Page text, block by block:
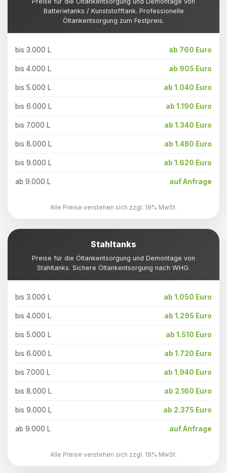
Batterietanks / Kunststofftank. Professionelle
Öltankentsorgung zum Festpreis.
bis 3.000 L ab 760 Euro
bis 4.000 L ab 905 Euro
bis 5.000 L ab 1.040 Euro
bis 6.000 L ab 1.190 Euro
bis 7.000 L ab 1.340 Euro
bis 8.000 L ab 1.480 Euro
bis 9.000 L ab 1.620 Euro
ab 9.000 L auf Anfrage
Alle Preise verstehen sich zzgl. 19% MwSt.
Stahltanks
Preise für die Öltankentsorgung und Demontage von
Stahltanks. Sichere Öltankentsorgung nach WHG.
bis 3.000 L ab 1.050 Euro
bis 4.000 L ab 1.295 Euro
bis 5.000 L ab 1.510 Euro
bis 6.000 L ab 1.720 Euro
bis 7.000 L ab 1.940 Euro
bis 8.000 L ab 2.160 Euro
bis 9.000 L ab 2.375 Euro
ab 9.000 L auf Anfrage
Alle Preise verstehen sich zzgl. 19% MwSt.